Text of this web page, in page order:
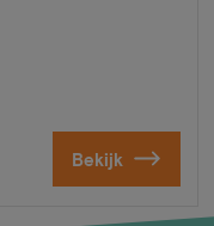
Bekijk